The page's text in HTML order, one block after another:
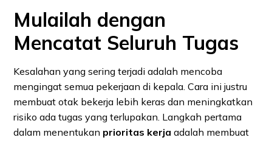
Mulailah dengan
Mencatat Seluruh Tugas
Kesalahan yang sering terjadi adalah mencoba
mengingat semua pekerjaan di kepala. Cara ini justru
membuat otak bekerja lebih keras dan meningkatkan
risiko ada tugas yang terlupakan. Langkah pertama
dalam menentukan prioritas kerja adalah membuat